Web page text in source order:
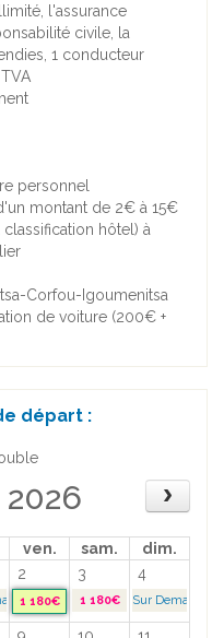
l'assurance
civile, la
1 conducteur
personnel
montant de 2€ à 15€
hôtel) à
Corfou-Igoumenitsa
de voiture (200€ +
départ :
ven. sam.
dim.
2 3 4
>
1 180€ 1 180€ Sur Demande >